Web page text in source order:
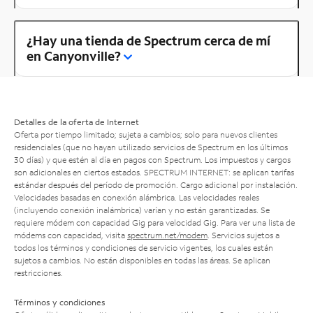
¿Hay una tienda de Spectrum cerca de mí
en Canyonville?
Detalles de la oferta de Internet
Oferta por tiempo limitado; sujeta a cambios; solo para nuevos clientes
residenciales (que no hayan utilizado servicios de Spectrum en los últimos
30 días) y que estén al día en pagos con Spectrum. Los impuestos y cargos
son adicionales en ciertos estados. SPECTRUM INTERNET: se aplican tarifas
estándar después del período de promoción. Cargo adicional por instalación.
Velocidades basadas en conexión alámbrica. Las velocidades reales
(incluyendo conexión inalámbrica) varían y no están garantizadas. Se
requiere módem con capacidad Gig para velocidad Gig. Para ver una lista de
módems con capacidad, visita spectrum.net/modem . Servicios sujetos a
todos los términos y condiciones de servicio vigentes, los cuales están
sujetos a cambios. No están disponibles en todas las áreas. Se aplican
restricciones.
Términos y condiciones